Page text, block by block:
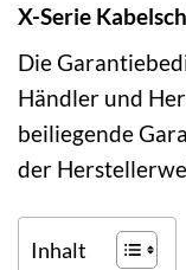
X-Serie
Die
Händler und
beiliegende
der
Inhalt